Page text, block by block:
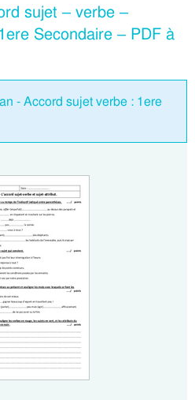
sujet – verbe –
Secondaire – PDF à
- Accord sujet verbe : 1ere